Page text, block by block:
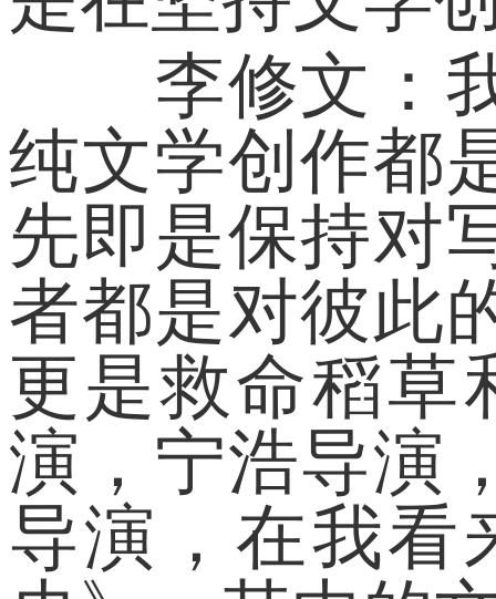
李修文：我
纯文学创作都
先即是保持对
者都是对彼此
更是救命稻草
演，宁浩导演
导演，在我看